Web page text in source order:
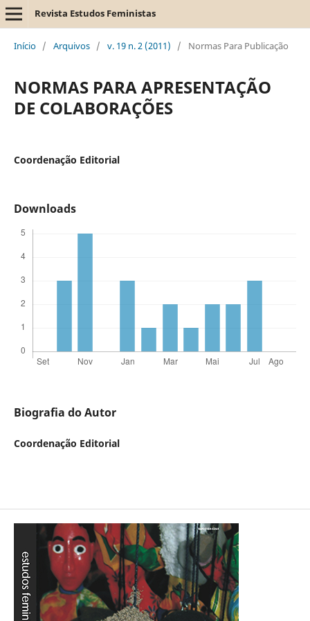
Revista Estudos Feministas
Início / Arquivos / v. 19 n. 2 (2011) / Normas Para Publicação
NORMAS PARA APRESENTAÇÃO
DE COLABORAÇÕES
Coordenação Editorial
Downloads
Biografia do Autor
Coordenação Editorial